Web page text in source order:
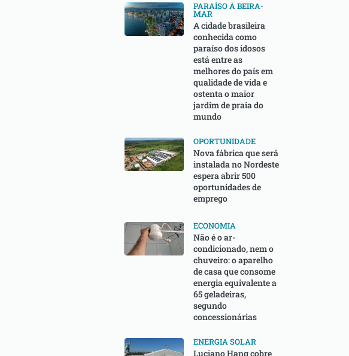
PARAÍSO À BEIRA-
MAR
A cidade brasileira
conhecida como
paraíso dos idosos
está entre as
melhores do país em
qualidade de vida e
ostenta o maior
jardim de praia do
mundo
OPORTUNIDADE
Nova fábrica que será
instalada no Nordeste
espera abrir 500
oportunidades de
emprego
ECONOMIA
Não é o ar-
condicionado, nem o
chuveiro: o aparelho
de casa que consome
energia equivalente a
65 geladeiras,
segundo
concessionárias
ENERGIA SOLAR
Luciano Hang cobre